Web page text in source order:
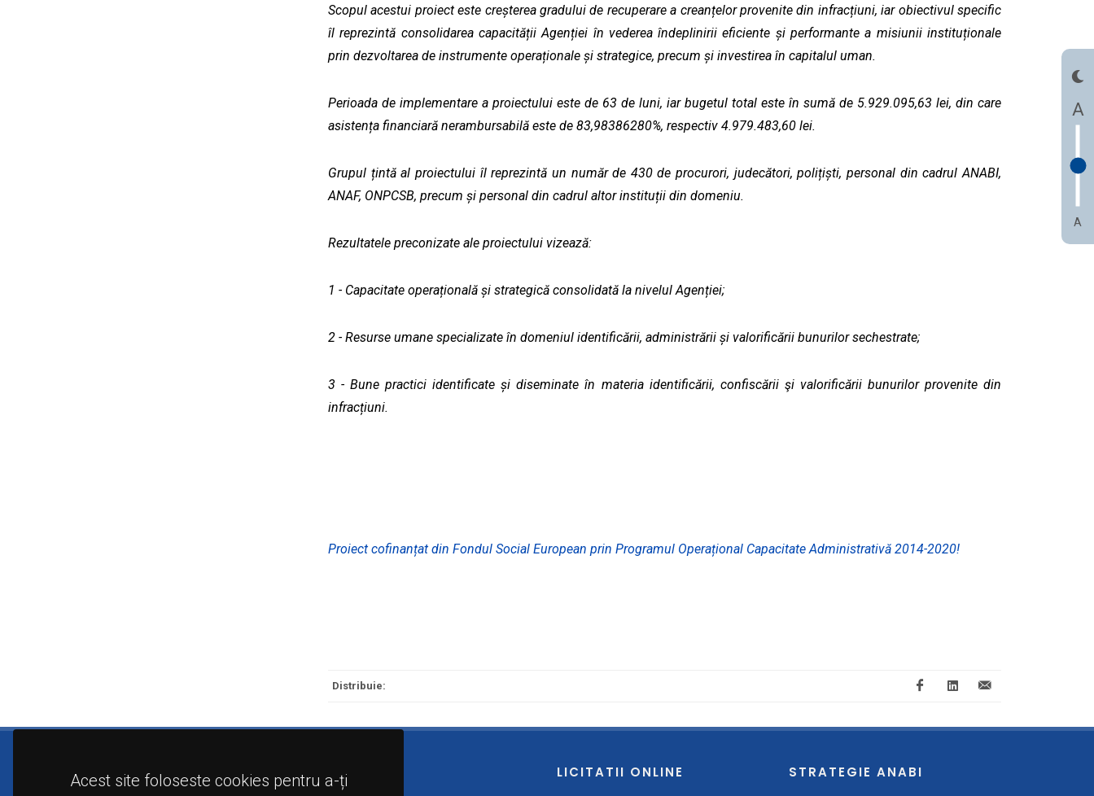
A
A
Acest site foloseste cookies pentru a-ți
Scopul acestui proiect este creșterea gradului de recuperare a creanțelor provenite din infracțiuni, iar obiectivul specific
îl reprezintă consolidarea capacității Agenției în vederea îndeplinirii eficiente și performante a misiunii instituționale
prin dezvoltarea de instrumente operaționale și strategice, precum și investirea în capitalul uman.
Perioada de implementare a proiectului este de 63 de luni, iar bugetul total este în sumă de 5.929.095,63 lei, din care
asistența financiară nerambursabilă este de 83,98386280%, respectiv 4.979.483,60 lei.
Grupul țintă al proiectului îl reprezintă un număr de 430 de procurori, judecători, polițiști, personal din cadrul ANABI,
ANAF, ONPCSB, precum și personal din cadrul altor instituții din domeniu.
Rezultatele preconizate ale proiectului vizează:
1 - Capacitate operațională și strategică consolidată la nivelul Agenției;
2 - Resurse umane specializate în domeniul identificării, administrării și valorificării bunurilor sechestrate;
3 - Bune practici identificate și diseminate în materia identificării, confiscării şi valorificării bunurilor provenite din
infracțiuni.
Proiect cofinanțat din Fondul Social European prin Programul Operațional Capacitate Administrativă 2014-2020!
Distribuie:
LICITATII ONLINE STRATEGIE ANABI